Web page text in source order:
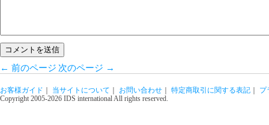
← 前のページ 次のページ →
お客様ガイド 当サイトについて お問い合わせ 特定商取引に関する表記
プ
Copyright 2005-2026 IDS international All rights reserved.